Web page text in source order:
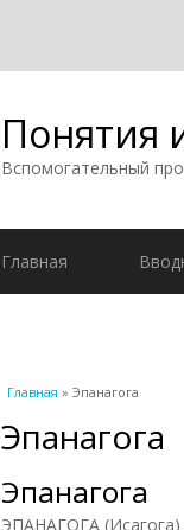
Понятия
Вспомогательный
Главная
Вы здесь
Главная » Эпанагога
Эпанагога
Эпанагога
ЭПАНАГОГА (Исагога)